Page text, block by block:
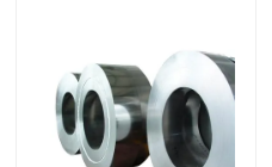
المنتجات
فيديوهات